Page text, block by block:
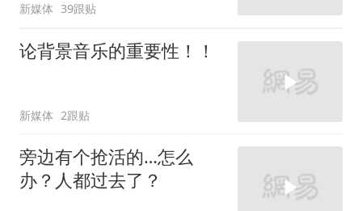
新媒体 39跟贴
论背景音乐的重要性！！
新媒体 2跟贴
旁边有个抢活的…怎么
办？人都过去了？